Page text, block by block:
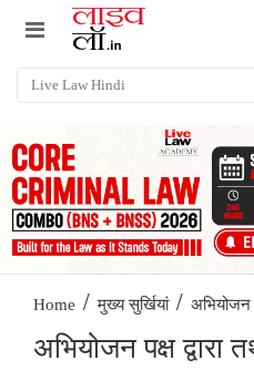
Home / मुख्य सुर्खियां / अभियोजन
अभियोजन पक्ष